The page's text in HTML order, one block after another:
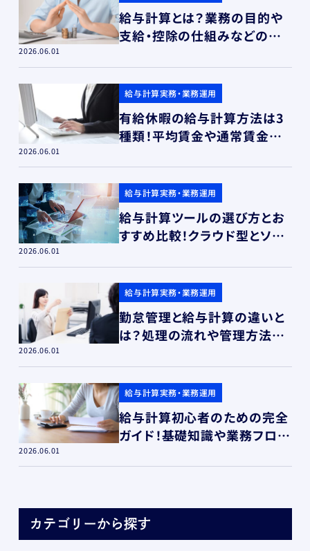
給与計算とは？業務の目的や
支給・控除の仕組みなどの基
2026.06.01
給与計算実務・業務運用
有給休暇の給与計算方法は3
種類！平均賃金や通常賃金の
2026.06.01
給与計算実務・業務運用
給与計算ツールの選び方とお
すすめ比較！クラウド型とソフ
2026.06.01
給与計算実務・業務運用
勤怠管理と給与計算の違いと
は？処理の流れや管理方法を
2026.06.01
給与計算実務・業務運用
給与計算初心者のための完全
ガイド！基礎知識や業務フロ
2026.06.01